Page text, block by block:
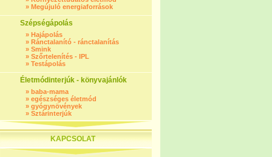
» Megújuló energiaforrások
Szépségápolás
» Hajápolás
» Ránctalanító - ránctalanítás
» Smink
» Szőrtelenítés - IPL
» Testápolás
Életmódinterjúk - könyvajánlók
» baba-mama
» egészséges életmód
» gyógynövények
» Sztárinterjúk
KAPCSOLAT